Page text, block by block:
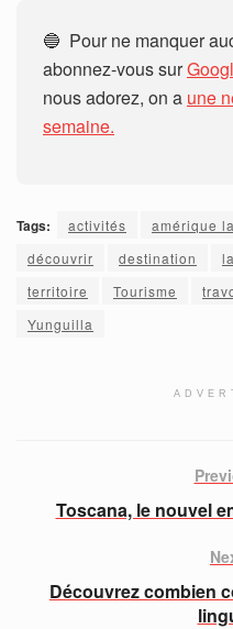
🔵 Pour ne manquer
abonnez-vous sur
nous adorez, on a une
semaine.
Tags: activités amérique
découvrir
destination
territoire
Tourisme
Yunguilla
Toscana, le nouvel
Découvrez combien